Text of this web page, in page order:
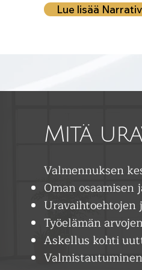
Lue lisää
Mitä
Valmennuksen
Oman
Työelämän
Askellus kohti